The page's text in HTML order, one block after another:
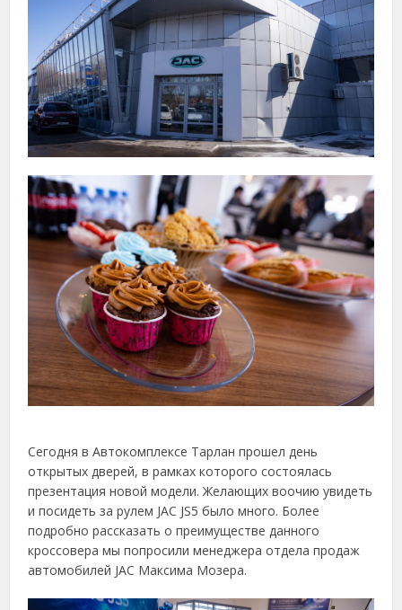
Сегодня в Автокомплексе Тарлан прошел день
открытых дверей, в рамках которого состоялась
презентация новой модели. Желающих воочию увидеть
и посидеть за рулем JAC JS5 было много. Более
подробно рассказать о преимуществе данного
кроссовера мы попросили менеджера отдела продаж
автомобилей JAC Максима Мозера.